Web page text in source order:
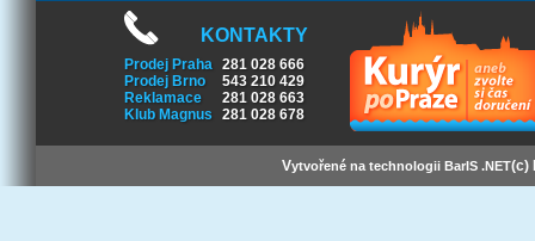
KONTAKTY
Prodej Praha 281 028 666
Prodej Brno
543 210 429
Reklamace
281 028 663
Klub Magnus
281 028 678
Vytvořené na technologii BarIS .NET(c)